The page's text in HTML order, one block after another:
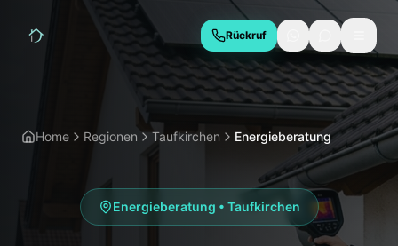
Rückruf
Hauskaufberatung
Bauabnahme
Thermografie
Schimmelgutachten
Energieberatung
Home Regionen Taufkirchen Energieberatung
Energieberatung • Taufkirchen